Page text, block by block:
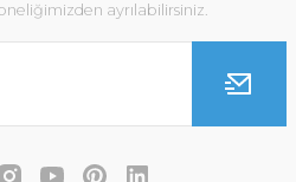
ayrılabilirsiniz.